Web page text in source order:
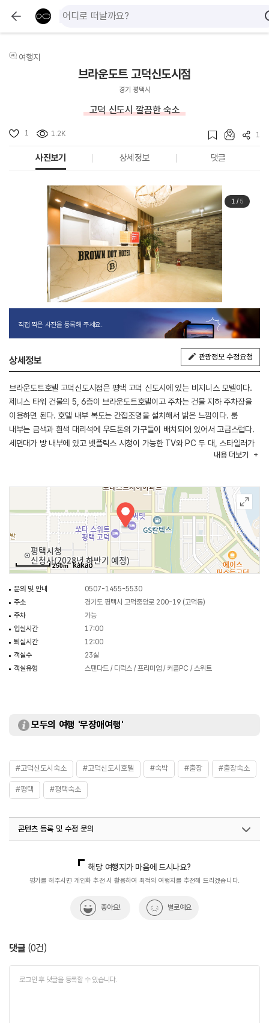
여행지
브라운도트 고덕신도시점
경기 평택시
고덕 신도시 깔끔한 숙소
1 1.2K 1
사진보기 상세정보 댓글
1/ 5
직접 찍은 사진을 등록해 주세요.
상세정보 관광정보 수정요청
브라운도트호텔 고덕신도시점은 평택 고덕 신도시에 있는 비지니스 모텔이다.
제니스 타워 건물의 5, 6층이 브라운도트호텔이고 주차는 건물 지하 주차장을
이용하면 된다. 호텔 내부 복도는 간접조명을 설치해서 밝은 느낌이다. 룸
내부는 금색과 흰색 대리석에 우드톤의 가구들이 배치되어 있어서 고급스럽다.
세면대가 방 내부에 있고 넷플릭스 시청이 가능한 TV와 PC 두 대, 스타일러가
구비되어 있다. 테이블 및 소파도 설치되어 있어서 간단한 식사나 맥주 마시기에
별도로 문의해야 한다.
내용 더보기
250m
문의 및 안내
0507-1455-5530
주소
경기도 평택시 고덕중앙로 200-19 (고덕동)
주차
가능
입실시간
17:00
퇴실시간
12:00
객실수
23실
객실유형
스탠다드 / 디럭스 / 프리미엄 / 커플PC / 스위트
모두의 여행 '무장애여행'
#고덕신도시숙소 #고덕신도시호텔 #숙박 #출장 #출장숙소
#평택 #평택숙소
콘텐츠 등록 및 수정 문의
해당 여행지가 마음에 드시나요?
평가를 해주시면 개인화 추천 시 활용하여 최적의 여행지를 추천해 드리겠습니다.
좋아요! 별로예요
댓글 (0건)